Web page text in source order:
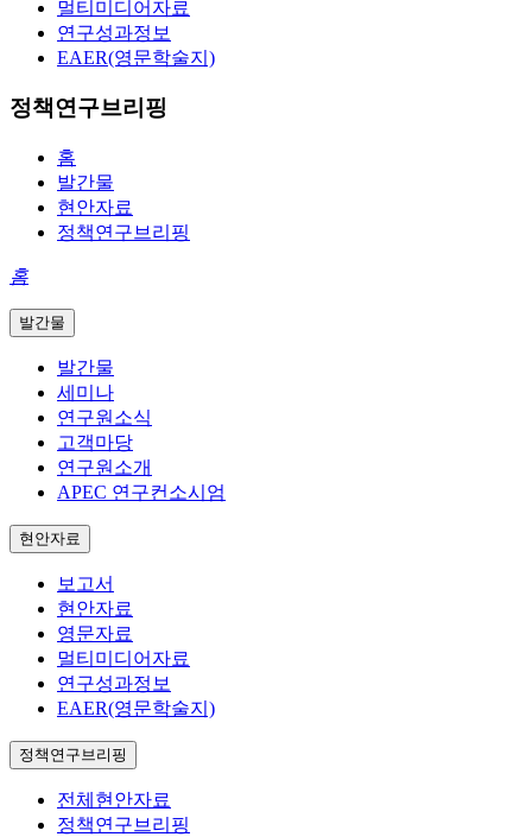
멀티미디어자료
연구성과정보
EAER(영문학술지)
정책연구브리핑
홈
발간물
현안자료
정책연구브리핑
홈
발간물
발간물
세미나
연구원소식
고객마당
연구원소개
APEC 연구컨소시엄
현안자료
보고서
현안자료
영문자료
멀티미디어자료
연구성과정보
EAER(영문학술지)
정책연구브리핑
전체현안자료
정책연구브리핑